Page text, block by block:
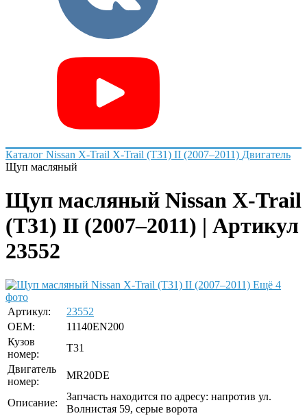
Каталог Nissan X-Trail X-Trail (T31) II (2007–2011) Двигатель
Щуп масляный
Щуп масляный Nissan X-Trail
(T31) II (2007–2011) | Артикул
23552
Ещё 4
фото
Артикул:
23552
OEM:
11140EN200
Кузов
номер:
T31
Двигатель
номер:
MR20DE
Описание:
Запчасть находится по адресу: напротив ул.
Волнистая 59, серые ворота